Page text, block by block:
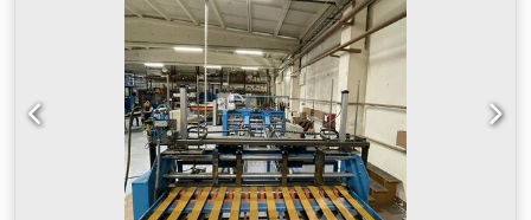
bundindføring Stort udvalg af styrekamme
Skæring/perforering Folieafvikling Kontinuerligt
båndudlæg Sug-/blæsepumper Elektrisk styreskab
Manualer og værktøj Placering: Vesteuropa Nuværende
stand: I drift Dcedpfx Aoyzyhwomuok Tilgængelig: Straks
Flere billeder og video tilgængelige. PRIS efter
forespørgsel.